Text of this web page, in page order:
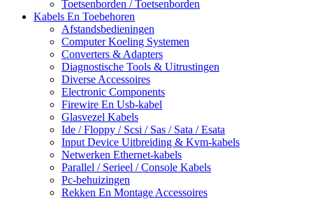
Toetsenborden / Toetsenborden
Kabels En Toebehoren
Afstandsbedieningen
Computer Koeling Systemen
Converters & Adapters
Diagnostische Tools & Uitrustingen
Diverse Accessoires
Electronic Components
Firewire En Usb-kabel
Glasvezel Kabels
Ide / Floppy / Scsi / Sas / Sata / Esata
Input Device Uitbreiding & Kvm-kabels
Netwerken Ethernet-kabels
Parallel / Serieel / Console Kabels
Pc-behuizingen
Rekken En Montage Accessoires